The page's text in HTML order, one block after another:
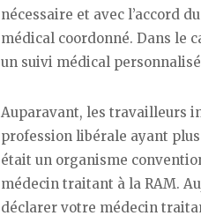
nécessaire et avec l’accord
médical coordonné. Dans le
un suivi médical
Auparavant, les travailleurs
profession libérale ayant
était un organisme
médecin traitant à la RAM.
déclarer votre médecin